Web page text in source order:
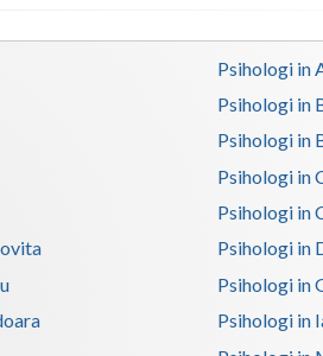
Psihologi in
Psihologi in
Psihologi in
Psihologi in
Psihologi in
Psihologi in
Psihologi in
Psihologi in